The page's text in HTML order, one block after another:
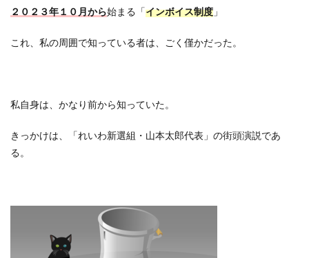
２０２３年１０月から始まる「インボイス制度 」
これ、私の周囲で知っている者は、ごく僅かだった。
私自身は、かなり前から知っていた。
きっかけは、「れいわ新選組・山本太郎代表」の街頭演説であ
る。